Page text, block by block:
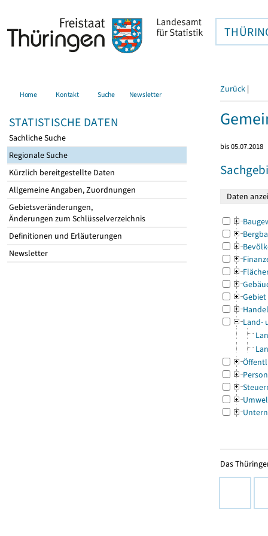
Home Kontakt Suche Newsletter
STATISTISCHE DATEN
Sachliche Suche
Regionale Suche
Kürzlich bereitgestellte Daten
Allgemeine Angaben, Zuordnungen
Gebietsveränderungen,
Änderungen zum Schlüsselverzeichnis
Definitionen und Erläuterungen
Newsletter
Zurück |
bis 05.07.2018
Gebiet
Land-
Das